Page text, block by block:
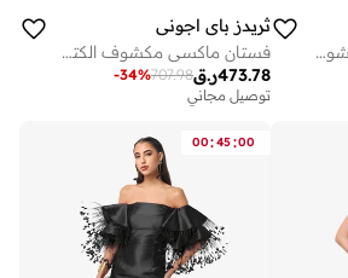
فستان ماكسي بكتف مكشوف وتفاصيل شبكية
ثريدز باي اجوني
فستان ماكسي مكشوف الكتفين لامع
ر.ق473.78
707.98
-34%
توصيل مجاني
00:45:00